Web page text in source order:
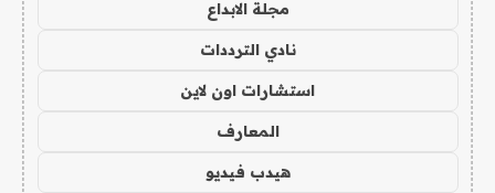
مجلة الابداع
نادي الترددات
استشارات اون لاين
المعارف
هيدب فيديو